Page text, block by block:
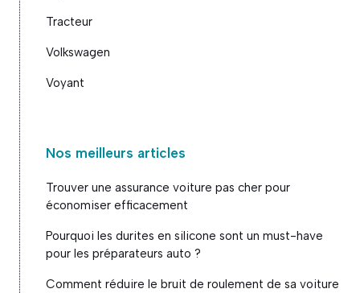
Tracteur
Volkswagen
Voyant
Nos meilleurs articles
Trouver une assurance voiture pas cher pour
économiser efficacement
Pourquoi les durites en silicone sont un must-have
pour les préparateurs auto ?
Comment réduire le bruit de roulement de sa voiture